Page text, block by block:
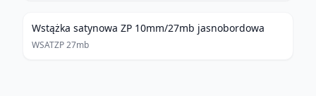
Wstążka satynowa ZP 10mm/27mb jasnobordowa
WSATZP 27mb